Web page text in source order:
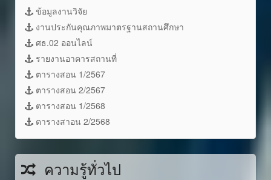
ข้อมูลงานวิจัย
งานประกันคุณภาพมาตรฐานสถานศึกษา
ศธ.02 ออนไลน์
รายงานอาคารสถานที่
ตารางสอน 1/2567
ตารางสอน 2/2567
ตารางสอน 1/2568
ตารางสาอน 2/2568
ความรู้ทั่วไป